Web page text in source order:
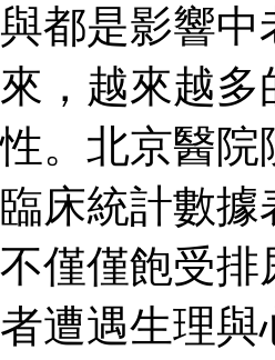
與都是影響
來，越來越
性。北京醫院
臨床統計數
不僅僅飽受排
者遭遇生理與